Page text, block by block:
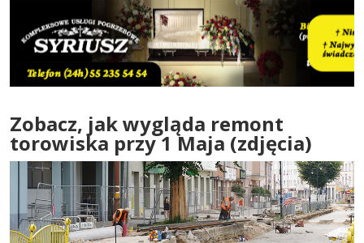
Zobacz, jak wygląda remont
torowiska przy 1 Maja (zdjęcia)